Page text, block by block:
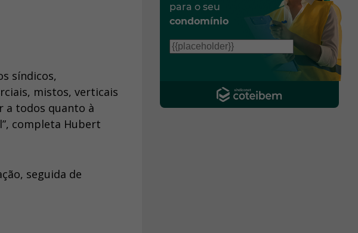
síndicos,
mistos, verticais
a todos quanto à
completa Hubert
seguida de
para o seu
condomínio